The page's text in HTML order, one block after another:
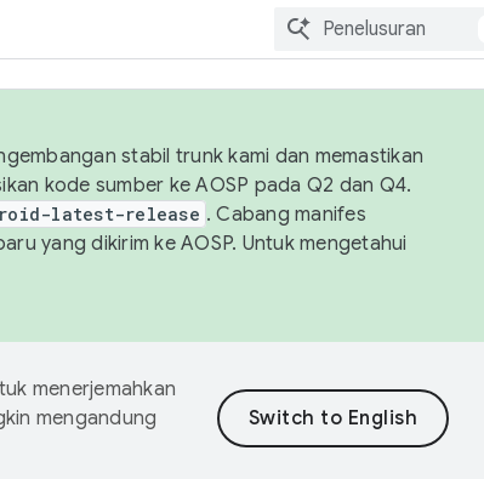
stabil trunk kami dan memastikan
kode sumber ke AOSP pada Q2 dan Q4.
latest-release . Cabang manifes
yang dikirim ke AOSP. Untuk mengetahui
menerjemahkan
mengandung